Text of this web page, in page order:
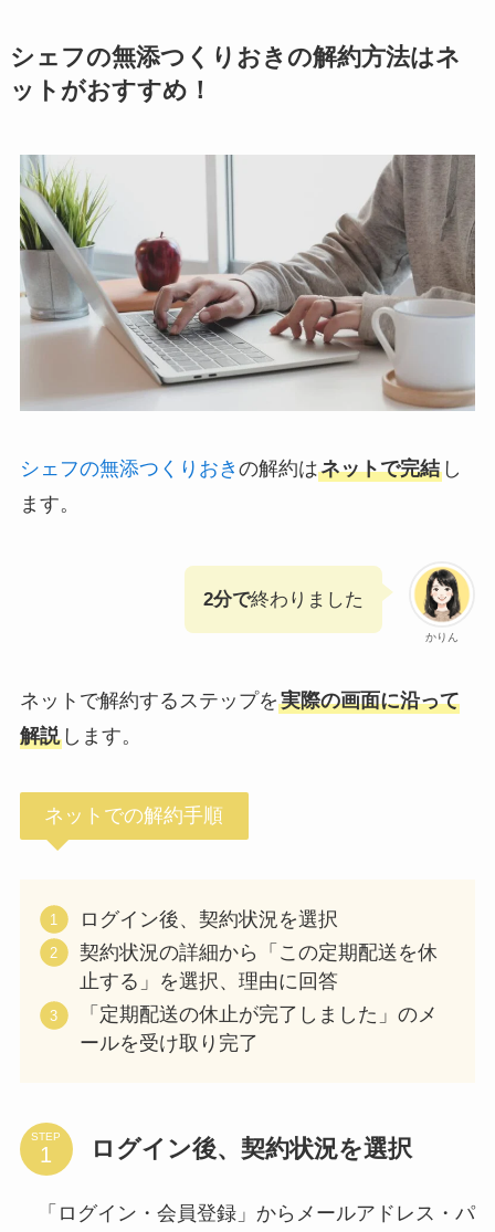
シェフの無添つくりおきの解約方法はネ
ットがおすすめ！
シェフの無添つくりおき の解約はネットで完結し
ます。
かりん
2分で終わりました
ネットで解約するステップを実際の画面に沿って
解説します。
ネットでの解約手順
ログイン後、契約状況を選択
契約状況の詳細から「この定期配送を休
止する」を選択、理由に回答
「定期配送の休止が完了しました」のメ
ールを受け取り完了
STEP ログイン後、契約状況を選択
「ログイン・会員登録」からメールアドレス・パ